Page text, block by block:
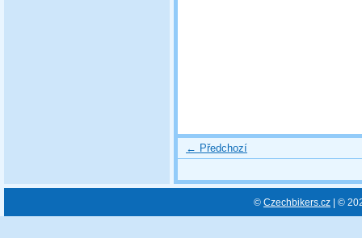
← Předchozí
© Czechbikers.cz | ©